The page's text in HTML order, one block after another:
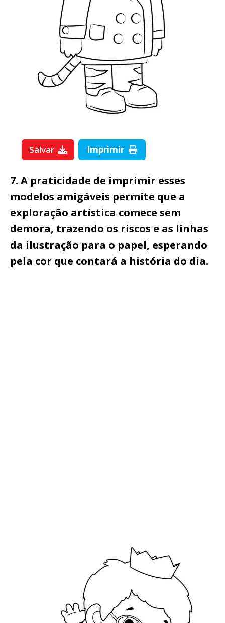
Salvar Imprimir
7. A praticidade de imprimir esses
modelos amigáveis permite que a
exploração artística comece sem
demora, trazendo os riscos e as linhas
da ilustração para o papel, esperando
pela cor que contará a história do dia.